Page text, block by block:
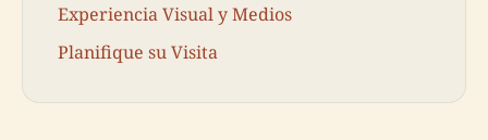
Experiencia Visual y Medios
Planifique su Visita